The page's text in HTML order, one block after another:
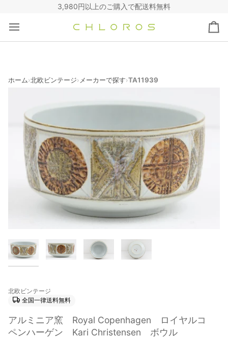
3,980円以上のご購入で配送料無料
カ
ー
ホーム›北欧ビンテージ› メーカーで探す›TA11939
北欧ビンテージ
全国一律送料無料
アルミニア窯 Royal Copenhagen ロイヤルコ
ペンハーゲン Kari Christensen ボウル